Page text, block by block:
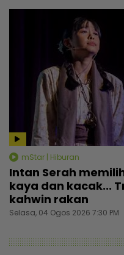
mStar | Hiburan
Intan Serah
kaya dan kacak...
kahwin rakan
Selasa, 04 Ogos 2026 7:30 PM